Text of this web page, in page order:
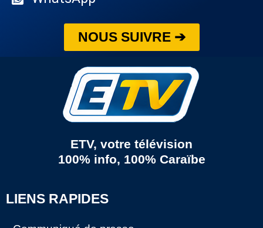
NOUS SUIVRE ➔
ETV, votre télévision
100% info, 100% Caraïbe
LIENS RAPIDES